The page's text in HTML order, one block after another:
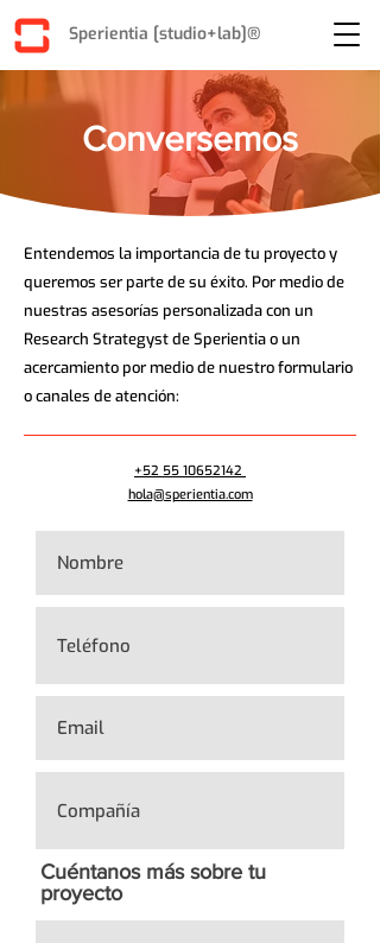
Sperientia [studio+lab]®
Conversemos
Entendemos la importancia de tu proyecto y
queremos ser parte de su éxito. Por medio de
nuestras asesorías personalizada con un
Research Strategyst de Sperientia o un
acercamiento por medio de nuestro formulario
o canales de atención:
+52 55 10652142
hola@sperientia.com
Cuéntanos más sobre tu
proyecto